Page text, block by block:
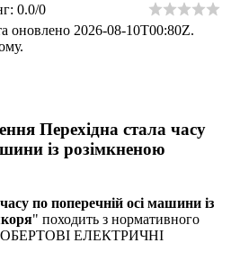
: 0.0/0
оновлено 2026-08-10T00:80Z.
Перехідна стала часу
із розімкненою
по поперечній осі машини із
" походить з нормативного
ОБЕРТОВІ ЕЛЕКТРИЧНІ